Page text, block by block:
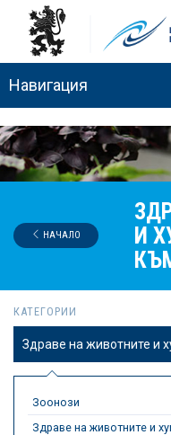
Навигация
И
НАЧАЛО
КАТЕГОРИИ
Здраве на животните и
Зоонози
Здраве на животните и